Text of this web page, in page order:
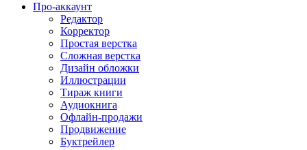
Про-аккаунт
Редактор
Корректор
Простая верстка
Сложная верстка
Дизайн обложки
Иллюстрации
Тираж книги
Аудиокнига
Офлайн-продажи
Продвижение
Буктрейлер